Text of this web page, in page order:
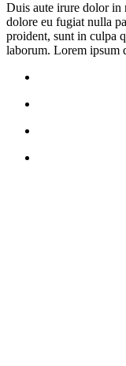
Duis aute irure dolor in
dolore eu fugiat nulla
proident, sunt in culpa
laborum. Lorem ipsum